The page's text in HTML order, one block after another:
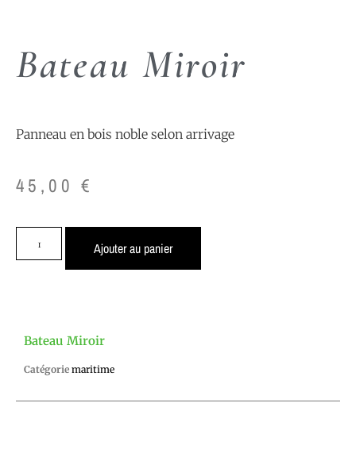
Bateau Miroir
Panneau en bois noble selon arrivage
45,00€
Ajouter au panier
Bateau Miroir
Catégorie maritime